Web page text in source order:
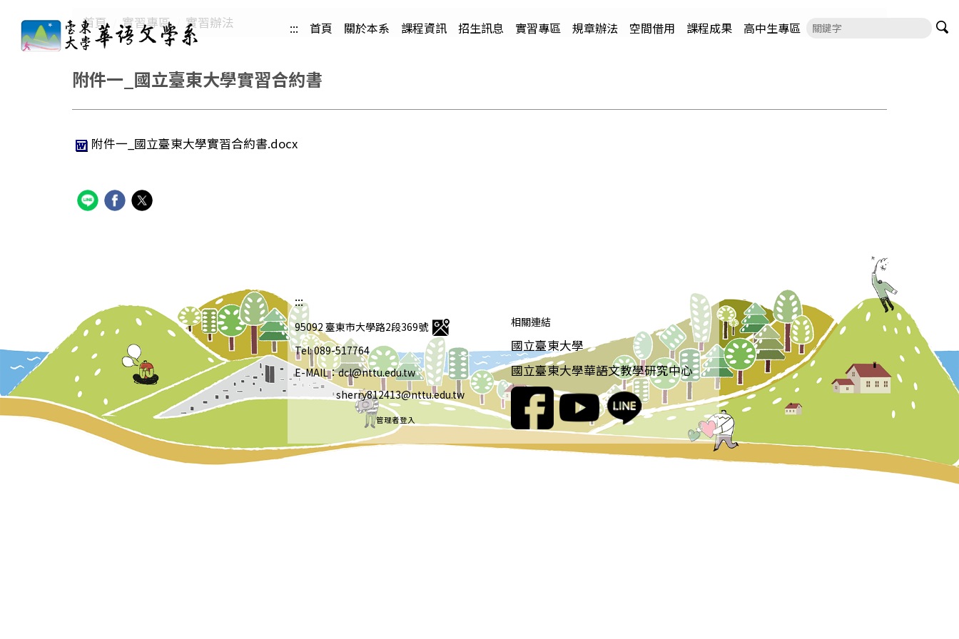
::: 首頁 關於本系 課程資訊 招生訊息 實習專區 規章辦法 空間借用 課程成果 高中生專區
首頁 實習專區 實習辦法
附件一_國立臺東大學實習合約書
附件一_國立臺東大學實習合約書.docx
:::
95092 臺東市大學路2段369號
Tel: 089-517764
E-MAIL：dcl@nttu.edu.tw
sherry812413@nttu.edu.tw
管理者登入
相關連結
國立臺東大學
國立臺東大學華語文教學研究中心